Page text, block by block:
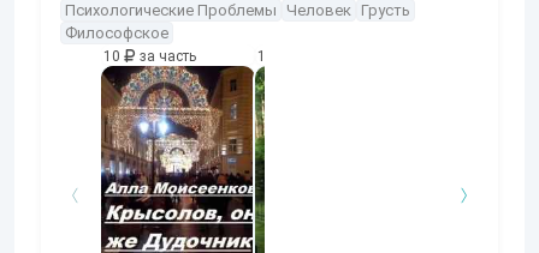
Психологические Проблемы
Человек Грусть
Философское
10 за часть 10